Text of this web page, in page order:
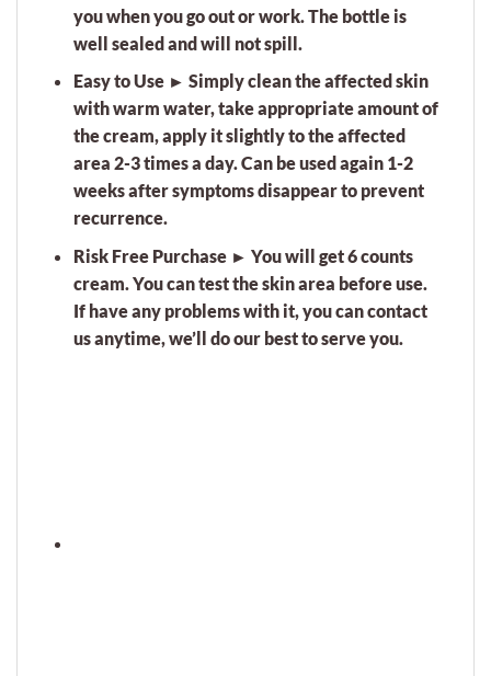
you when you go out or work. The bottle is
well sealed and will not spill.
Easy to Use ► Simply clean the affected skin
with warm water, take appropriate amount of
the cream, apply it slightly to the affected
area 2-3 times a day. Can be used again 1-2
weeks after symptoms disappear to prevent
recurrence.
Risk Free Purchase ► You will get 6 counts
cream. You can test the skin area before use.
If have any problems with it, you can contact
us anytime, we’ll do our best to serve you.